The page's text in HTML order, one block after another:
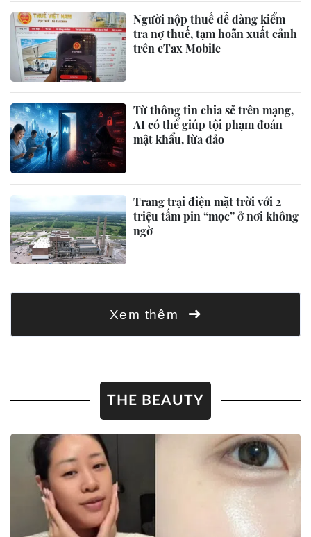
Người nộp thuế dễ dàng kiểm
tra nợ thuế, tạm hoãn xuất cảnh
trên eTax Mobile
Từ thông tin chia sẻ trên mạng,
AI có thể giúp tội phạm đoán
mật khẩu, lừa đảo
Trang trại điện mặt trời với 2
triệu tấm pin “mọc” ở nơi không
ngờ
Xem thêm
THE BEAUTY